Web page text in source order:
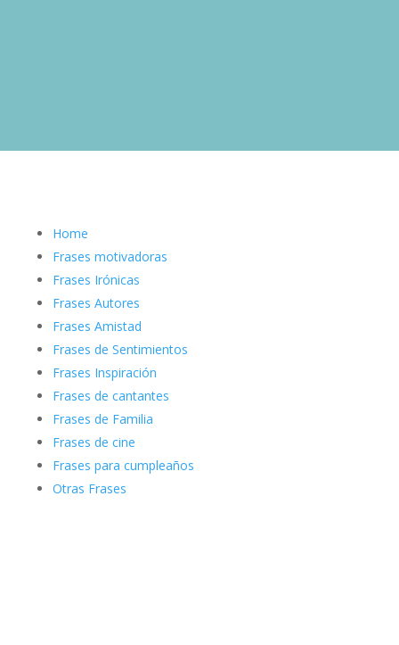
Home
Frases motivadoras
Frases Irónicas
Frases Autores
Frases Amistad
Frases de Sentimientos
Frases Inspiración
Frases de cantantes
Frases de Familia
Frases de cine
Frases para cumpleaños
Otras Frases